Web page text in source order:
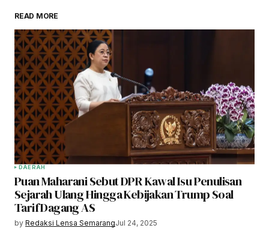
READ MORE
DAERAH
Puan Maharani Sebut DPR Kawal Isu Penulisan
Sejarah Ulang Hingga Kebijakan Trump Soal
Tarif Dagang AS
by Redaksi Lensa SemarangJul 24, 2025